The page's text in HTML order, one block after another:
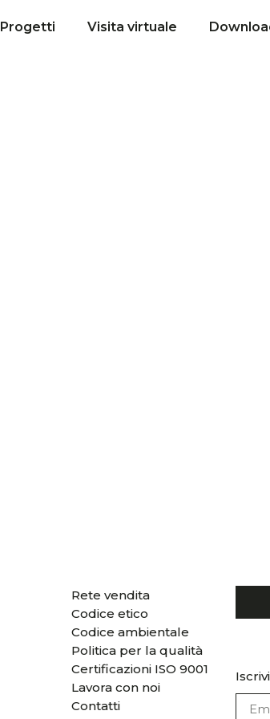
Progetti Visita virtuale
Rete vendita
Codice etico
Codice ambientale
Politica per la qualità
Certificazioni ISO 9001
Lavora con noi
Contatti